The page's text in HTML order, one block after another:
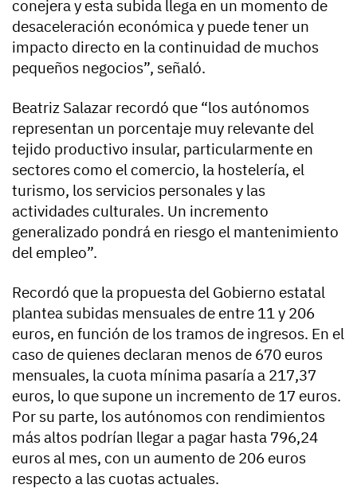
conejera y esta subida llega en un momento de
desaceleración económica y puede tener un
impacto directo en la continuidad de muchos
pequeños negocios”, señaló.
Beatriz Salazar recordó que “los autónomos
representan un porcentaje muy relevante del
tejido productivo insular, particularmente en
sectores como el comercio, la hostelería, el
turismo, los servicios personales y las
actividades culturales. Un incremento
generalizado pondrá en riesgo el mantenimiento
del empleo”.
Recordó que la propuesta del Gobierno estatal
plantea subidas mensuales de entre 11 y 206
euros, en función de los tramos de ingresos. En el
caso de quienes declaran menos de 670 euros
mensuales, la cuota mínima pasaría a 217,37
euros, lo que supone un incremento de 17 euros.
Por su parte, los autónomos con rendimientos
más altos podrían llegar a pagar hasta 796,24
euros al mes, con un aumento de 206 euros
respecto a las cuotas actuales.